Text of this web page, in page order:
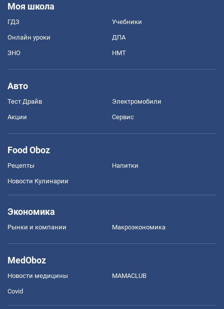
Моя школа
ГДЗ Учебники
Онлайн уроки ДПА
ЗНО НМТ
Авто
Тест Драйв Электромобили
Акции Сервис
Food Oboz
Рецепты Напитки
Новости Кулинарии
Экономика
Рынки и компании Mакроэкономика
MedOboz
Новости медицины MAMACLUB
Covid